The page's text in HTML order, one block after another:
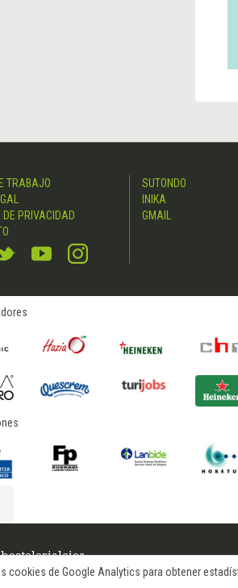
cookies de Google Analytics para obtener
TRABAJO
DE PRIVACIDAD
SUTONDO
INIKA
GMAIL